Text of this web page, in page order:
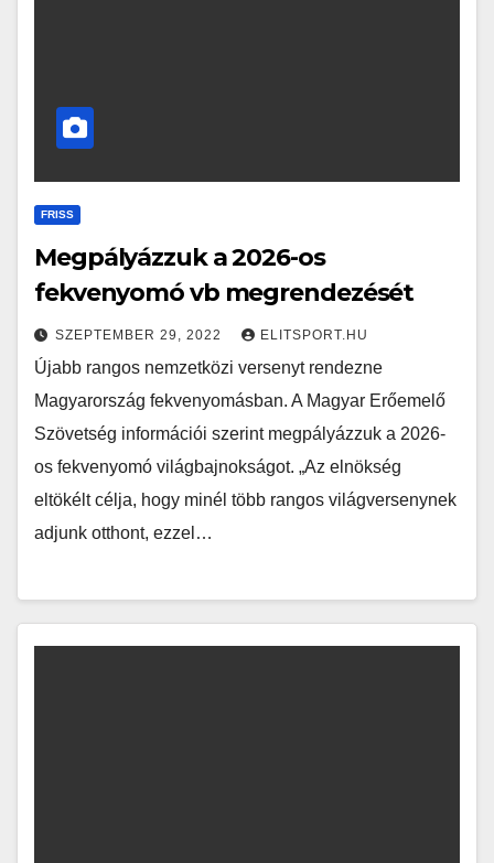
FRISS
Megpályázzuk a 2026-os
fekvenyomó vb megrendezését
SZEPTEMBER 29, 2022 ELITSPORT.HU
Újabb rangos nemzetközi versenyt rendezne
Magyarország fekvenyomásban. A Magyar Erőemelő
Szövetség információi szerint megpályázzuk a 2026-
os fekvenyomó világbajnokságot. „Az elnökség
eltökélt célja, hogy minél több rangos világversenynek
adjunk otthont, ezzel…